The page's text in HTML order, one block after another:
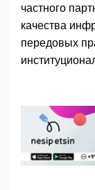
частного
качества
передовых